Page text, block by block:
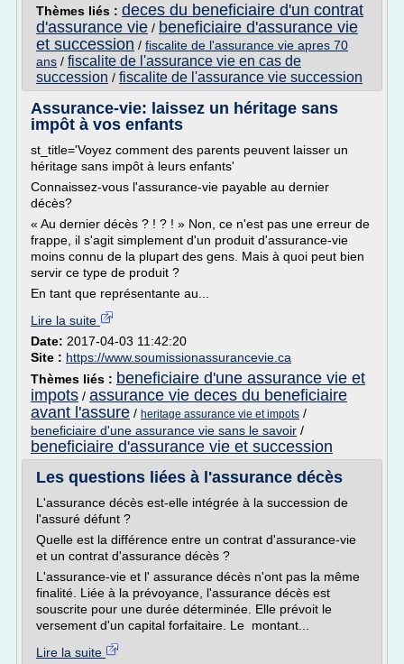
Thèmes liés : deces du beneficiaire d'un contrat
d'assurance vie / beneficiaire d'assurance vie
et succession / fiscalite de l'assurance vie apres 70
ans / fiscalite de l'assurance vie en cas de
succession / fiscalite de l'assurance vie succession
Assurance-vie: laissez un héritage sans
impôt à vos enfants
st_title='Voyez comment des parents peuvent laisser un
héritage sans impôt à leurs enfants'
Connaissez-vous l'assurance-vie payable au dernier
décès?
« Au dernier décès ? ! ? ! » Non, ce n'est pas une erreur de
frappe, il s'agit simplement d'un produit d'assurance-vie
moins connu de la plupart des gens. Mais à quoi peut bien
servir ce type de produit ?
En tant que représentante au...
Lire la suite
Date: 2017-04-03 11:42:20
Site : https://www.soumissionassurancevie.ca
Thèmes liés : beneficiaire d'une assurance vie et
impots / assurance vie deces du beneficiaire
avant l'assure / heritage assurance vie et impots /
beneficiaire d'une assurance vie sans le savoir /
beneficiaire d'assurance vie et succession
Les questions liées à l'assurance décès
L'assurance décès est-elle intégrée à la succession de
l'assuré défunt ?
Quelle est la différence entre un contrat d'assurance-vie
et un contrat d'assurance décès ?
L'assurance-vie et l' assurance décès n'ont pas la même
finalité. Liée à la prévoyance, l'assurance décès est
souscrite pour une durée déterminée. Elle prévoit le
versement d'un capital forfaitaire. Le montant...
Lire la suite